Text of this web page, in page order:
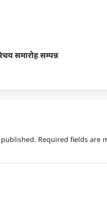
समारोह सम्पन्न
Required fields are